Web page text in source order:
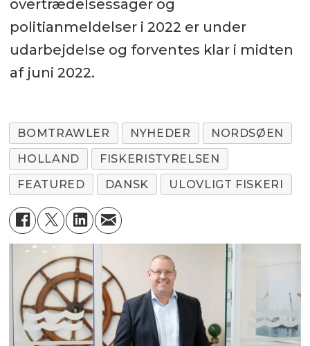
overtrædelsessager og
politianmeldelser i 2022 er under
udarbejdelse og forventes klar i midten
af juni 2022.
BOMTRAWLER NYHEDER
NORDSØEN
HOLLAND
FISKERISTYRELSEN
FEATURED
DANSK ULOVLIGT FISKERI